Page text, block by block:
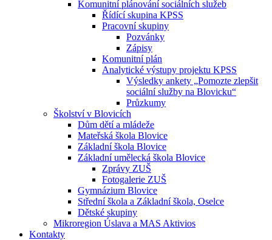
Komunitní plánování sociálních služeb
Řídící skupina KPSS
Pracovní skupiny
Pozvánky
Zápisy
Komunitní plán
Analytické výstupy projektu KPSS
Výsledky ankety „Pomozte zlepšit
sociální služby na Blovicku“
Průzkumy
Školství v Blovicích
Dům dětí a mládeže
Mateřská škola Blovice
Základní škola Blovice
Základní umělecká škola Blovice
Zprávy ZUŠ
Fotogalerie ZUŠ
Gymnázium Blovice
Střední škola a Základní škola, Oselce
Dětské skupiny
Mikroregion Úslava a MAS Aktivios
Kontakty